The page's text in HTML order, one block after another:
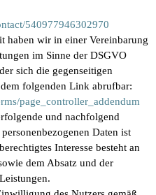
540977946302970
haben wir in einer Vereinbarung
im Sinne der DSGVO
sich die gegenseitigen
folgenden Link abrufbar:
page_controller_addendum
und nachfolgend
Daten ist
Interesse besteht an
dem Absatz und der